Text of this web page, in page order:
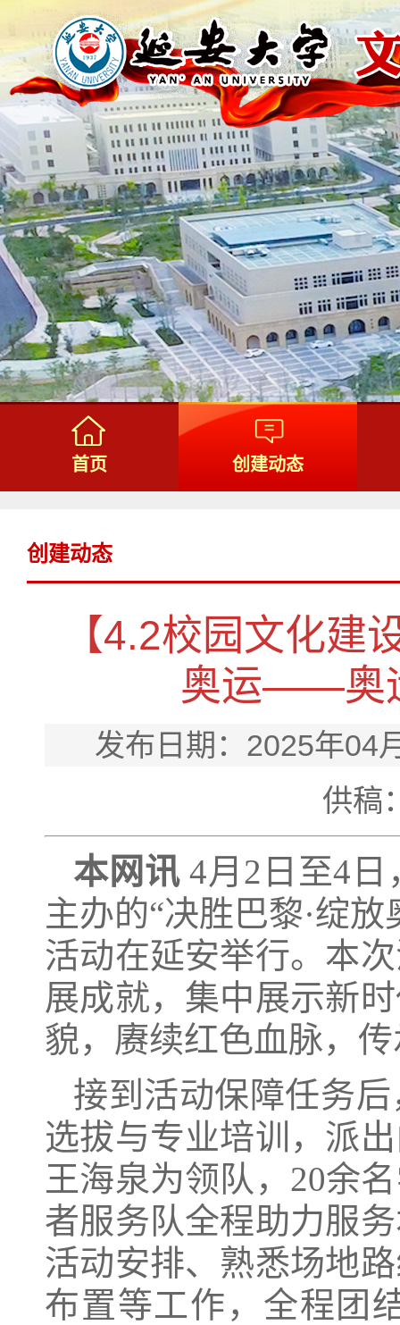
首页 创建动态
创建动态
【4.2校园文化建
奥运——奥
发布日期：2025年
供稿
本网讯4月2日至4日
主办的“决胜巴黎·绽
活动在延安举行。本
展成就，集中展示新
貌，赓续红色血脉，
接到活动保障任务
选拔与专业培训，派
王海泉为领队，20余
者服务队全程助力服
活动安排、熟悉场地
布置等工作，全程团